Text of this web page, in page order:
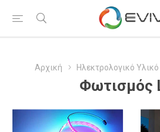
Αρχική Ηλεκτρολογικό Υλικό
Φωτισμός